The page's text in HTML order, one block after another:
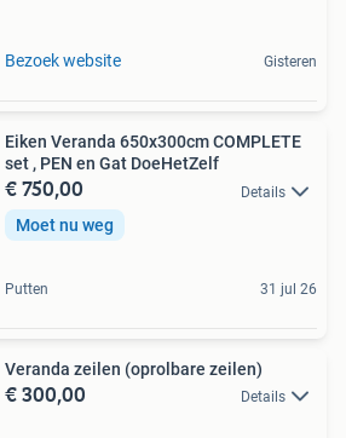
Bezoek website Gisteren
Eiken Veranda 650x300cm COMPLETE
set , PEN en Gat DoeHetZelf
€ 750,00 Details
Moet nu weg
Putten 31 jul 26
Veranda zeilen (oprolbare zeilen)
€ 300,00 Details